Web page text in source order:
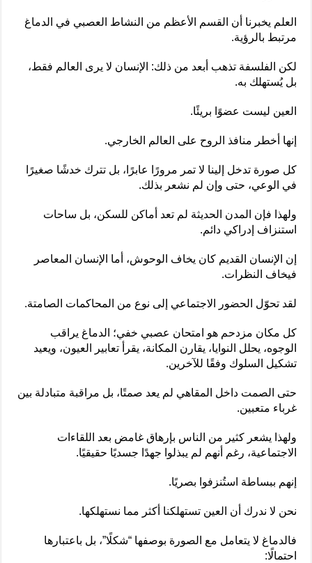
العلم يخبرنا أن القسم الأعظم من النشاط العصبي في الدماغ
مرتبط بالرؤية.
لكن الفلسفة تذهب أبعد من ذلك: الإنسان لا يرى العالم فقط،
بل يُستهلك به.
العين ليست عضوًا بريئًا.
إنها أخطر منافذ الروح على العالم الخارجي.
كل صورة تدخل إلينا لا تمر مرورًا عابرًا، بل تترك خدشًا صغيرًا
في الوعي، حتى وإن لم نشعر بذلك.
ولهذا فإن المدن الحديثة لم تعد أماكن للسكن، بل ساحات
استنزاف إدراكي دائم.
إن الإنسان القديم كان يخاف الوحوش، أما الإنسان المعاصر
فيخاف النظرات.
لقد تحوّل الحضور الاجتماعي إلى نوع من المحاكمات الصامتة.
كل مكان مزدحم هو امتحان عصبي خفي؛ الدماغ يراقب
الوجوه، يحلل النوايا، يقارن المكانة، يقرأ تعابير العيون، ويعيد
تشكيل السلوك وفقًا للآخرين.
حتى الصمت داخل المقاهي لم يعد صمتًا، بل مراقبة متبادلة بين
غرباء متعبين.
ولهذا يشعر كثير من الناس بإرهاق غامض بعد اللقاءات
الاجتماعية، رغم أنهم لم يبذلوا جهدًا جسديًا حقيقيًا.
إنهم ببساطة استُنزفوا بصريًا.
نحن لا ندرك أن العين تستهلكنا أكثر مما نستهلكها.
فالدماغ لا يتعامل مع الصورة بوصفها “شكلًا”، بل باعتبارها
احتمالًا: